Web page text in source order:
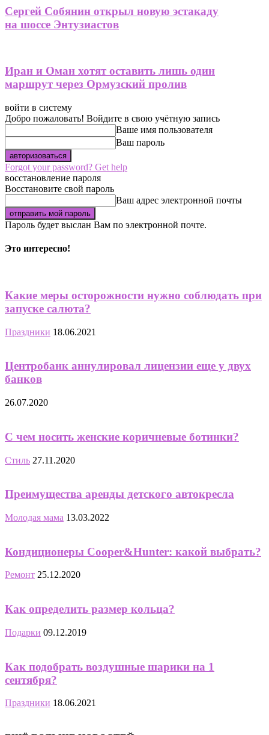
Сергей Собянин открыл новую эстакаду
на шоссе Энтузиастов
Иран и Оман хотят оставить лишь один
маршрут через Ормузский пролив
войти в систему
Добро пожаловать! Войдите в свою учётную запись
Ваше имя пользователя
Ваш пароль
Forgot your password? Get help
восстановление пароля
Восстановите свой пароль
Ваш адрес электронной почты
Пароль будет выслан Вам по электронной почте.
Это интересно!
Какие меры осторожности нужно соблюдать при
запуске салюта?
Праздники 18.06.2021
Центробанк аннулировал лицензии еще у двух
банков
26.07.2020
С чем носить женские коричневые ботинки?
Стиль 27.11.2020
Преимущества аренды детского автокресла
Молодая мама 13.03.2022
Кондиционеры Cooper&Hunter: какой выбрать?
Ремонт 25.12.2020
Как определить размер кольца?
Подарки 09.12.2019
Как подобрать воздушные шарики на 1
сентября?
Праздники 18.06.2021